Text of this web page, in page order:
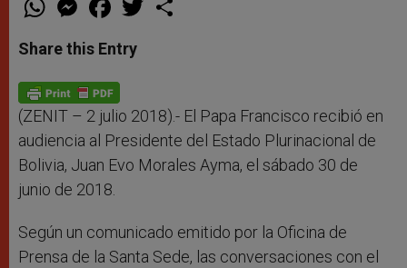
t
s
p
p
e
s
e
g
e
a
e
b
o
k
w
Share this Entry
(ZENIT – 2 julio 2018).- El Papa Francisco recibió en
audiencia al Presidente del Estado Plurinacional de
Bolivia, Juan Evo Morales Ayma, el sábado 30 de
junio de 2018.
Según un comunicado emitido por la Oficina de
Prensa de la Santa Sede, las conversaciones con el